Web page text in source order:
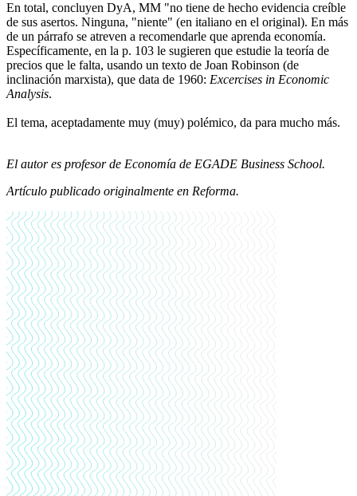
En total, concluyen DyA, MM "no tiene de hecho evidencia creíble
de sus asertos. Ninguna, "niente" (en italiano en el original). En más
de un párrafo se atreven a recomendarle que aprenda economía.
Específicamente, en la p. 103 le sugieren que estudie la teoría de
precios que le falta, usando un texto de Joan Robinson (de
inclinación marxista), que data de 1960: Excercises in Economic
Analysis.
El tema, aceptadamente muy (muy) polémico, da para mucho más.
El autor es profesor de Economía de EGADE Business School.
Artículo publicado originalmente en Reforma.